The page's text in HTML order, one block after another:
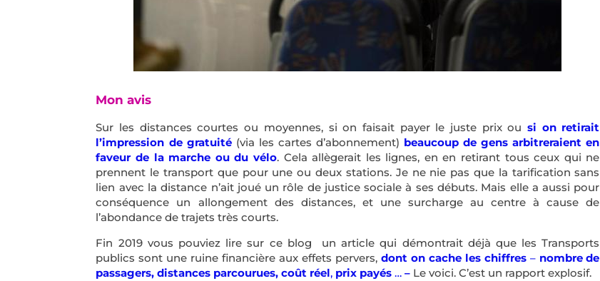
Mon avis
Sur les distances courtes ou moyennes, si on faisait payer le juste prix ousi on retirait
l’impression de gratuité(via les cartes d’abonnement) beaucoup de gens arbitreraient en
faveur de la marche ou du vélo. Cela allègerait les lignes, en en retirant tous ceux qui ne
prennent le transport que pour une ou deux stations. Je ne nie pas que la tarification sans
lien avec la distance n’ait joué un rôle de justice sociale à ses débuts. Mais elle a aussi pour
conséquence un allongement des distances, et une surcharge au centre à cause de
l’abondance de trajets très courts.
Fin 2019 vous pouviez lire sur ce blog un article qui démontrait déjà que les Transports
publics sont une ruine financière aux effets pervers, dont on cache les chiffres– nombre de
passagers, distances parcourues, coût réel, prix payés …– Le voici. C’est un rapport explosif.